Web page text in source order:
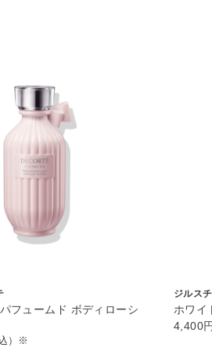
フュームド ボディローシ
込）※
ジルス
ホワイ
4,400円